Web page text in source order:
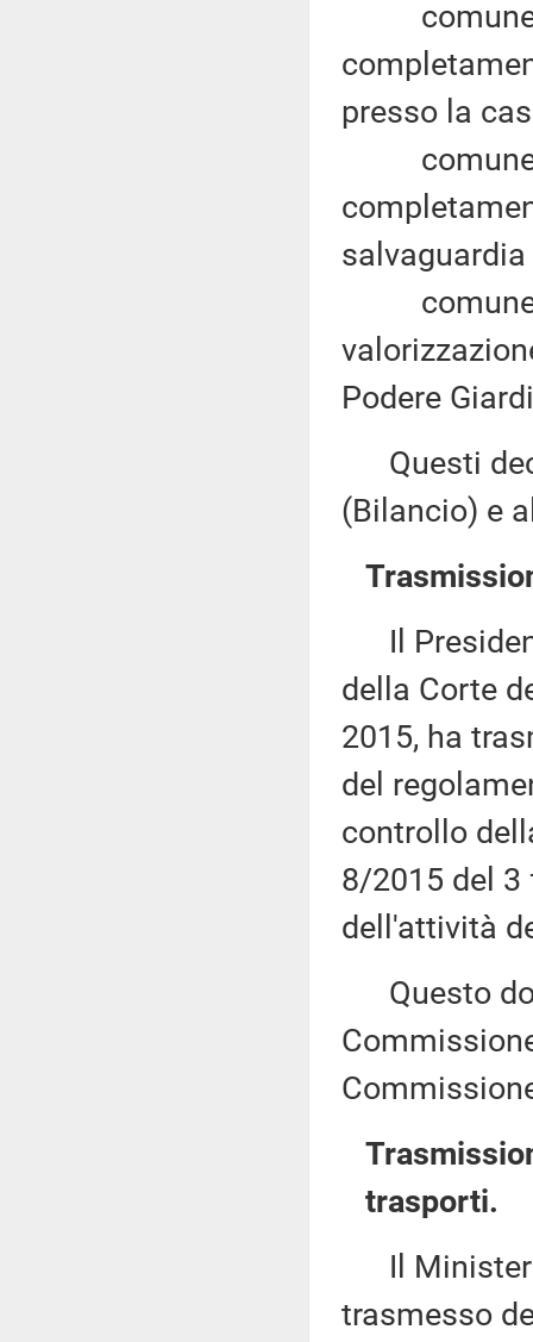
comune di
presso la
comune
comune di
Podere
Questi
(Bilancio) e
Il
della Corte
2015, ha
del
controllo
8/2015 del 3
dell'attività
Questo
trasporti.
Il
trasmesso